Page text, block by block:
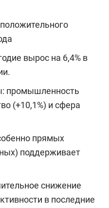
вырос на 6,4% в
промышленность
(+10,1%) и сфера
прямых
поддерживает
снижение
в последние